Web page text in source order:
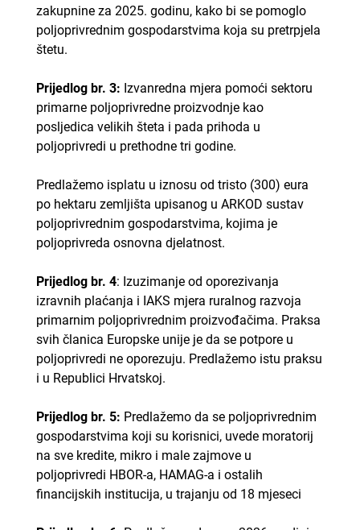
zakupnine za 2025. godinu, kako bi se pomoglo
poljoprivrednim gospodarstvima koja su pretrpjela
štetu.
Prijedlog br. 3: Izvanredna mjera pomoći sektoru
primarne poljoprivredne proizvodnje kao
posljedica velikih šteta i pada prihoda u
poljoprivredi u prethodne tri godine.
Predlažemo isplatu u iznosu od tristo (300) eura
po hektaru zemljišta upisanog u ARKOD sustav
poljoprivrednim gospodarstvima, kojima je
poljoprivreda osnovna djelatnost.
Prijedlog br. 4: Izuzimanje od oporezivanja
izravnih plaćanja i IAKS mjera ruralnog razvoja
primarnim poljoprivrednim proizvođačima. Praksa
svih članica Europske unije je da se potpore u
poljoprivredi ne oporezuju. Predlažemo istu praksu
i u Republici Hrvatskoj.
Prijedlog br. 5: Predlažemo da se poljoprivrednim
gospodarstvima koji su korisnici, uvede moratorij
na sve kredite, mikro i male zajmove u
poljoprivredi HBOR-a, HAMAG-a i ostalih
financijskih institucija, u trajanju od 18 mjeseci